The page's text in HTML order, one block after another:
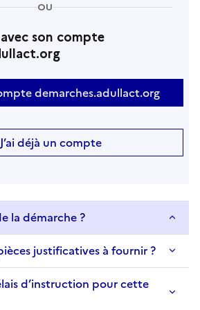
OU
son compte
demarches.adullact.org
J’ai déjà un compte
la démarche ?
justificatives à fournir ?
d’instruction pour cette